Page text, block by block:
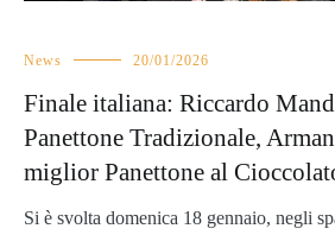
News 20/01/2026
Finale italiana: Riccardo
Panettone Tradizionale,
miglior Panettone al
Si è svolta domenica 18 gennaio, negli